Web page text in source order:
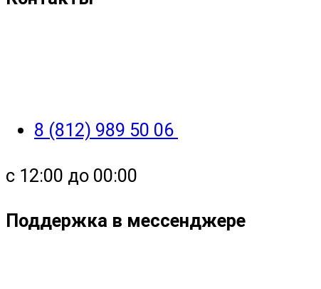
8 (812) 989 50 06
с 12:00 до 00:00
Поддержка в мессенджере